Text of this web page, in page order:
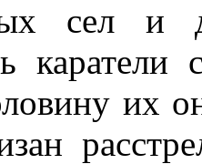
сел и
их